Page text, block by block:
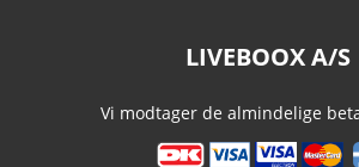
LIVEBOOX A/S
Vi modtager de almindelige